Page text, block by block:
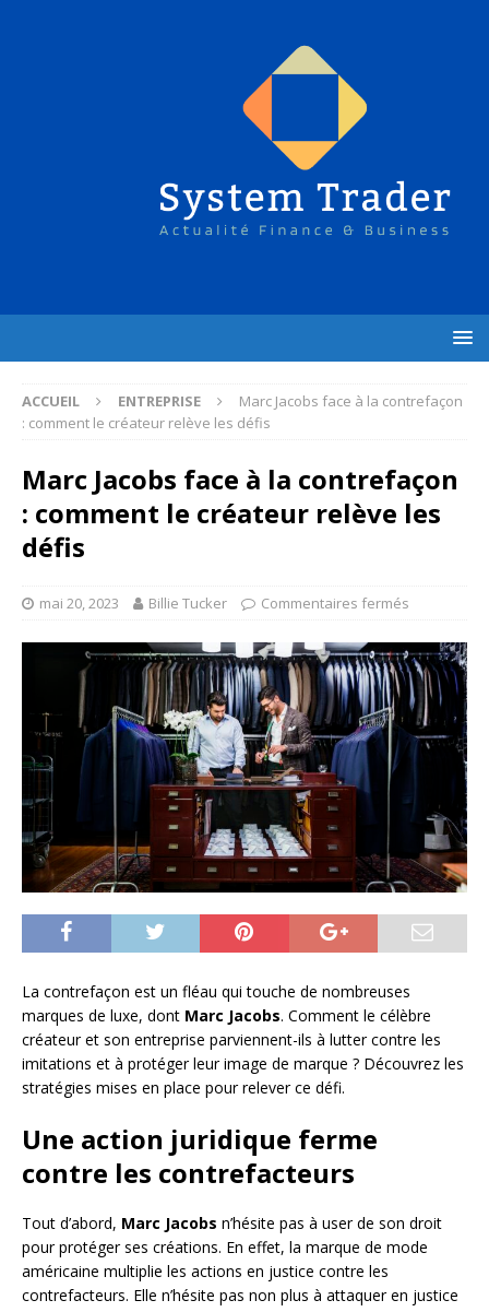
ACCUEIL ENTREPRISE
Marc Jacobs face à la contrefaçon
: comment le créateur relève les défis
Marc Jacobs face à la contrefaçon
: comment le créateur relève les
défis
mai 20, 2023 Billie Tucker Commentaires fermés
La contrefaçon est un fléau qui touche de nombreuses
marques de luxe, dont Marc Jacobs. Comment le célèbre
créateur et son entreprise parviennent-ils à lutter contre les
imitations et à protéger leur image de marque ? Découvrez les
stratégies mises en place pour relever ce défi.
Une action juridique ferme
contre les contrefacteurs
Tout d’abord, Marc Jacobs n’hésite pas à user de son droit
pour protéger ses créations. En effet, la marque de mode
américaine multiplie les actions en justice contre les
contrefacteurs. Elle n’hésite pas non plus à attaquer en justice